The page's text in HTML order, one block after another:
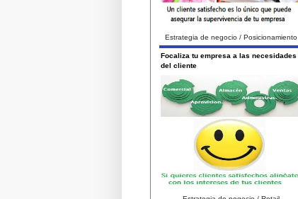
Estrategia de negocio / Posicionamiento
Focaliza tu empresa a las necesidades
del cliente